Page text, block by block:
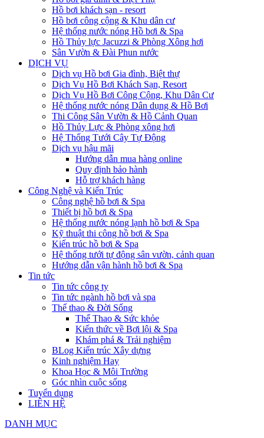
Hồ bơi khách sạn - resort
Hồ bơi công cộng & Khu dân cư
Hệ thống nước nóng Hồ bơi & Spa
Hồ Thủy lực Jacuzzi & Phòng Xông hơi
Sân Vườn & Đài Phun nước
DỊCH VỤ
Dịch vụ Hồ bơi Gia đình, Biệt thự
Dịch Vụ Hồ Bơi Khách Sạn, Resort
Dịch Vụ Hồ Bơi Công Cộng, Khu Dân Cư
Hệ thống nước nóng Dân dụng & Hồ Bơi
Thi Công Sân Vườn & Hồ Cảnh Quan
Hồ Thủy Lực & Phòng xông hơi
Hệ Thống Tưới Cây Tự Động
Dịch vụ hậu mãi
Hướng dẫn mua hàng online
Quy định bảo hành
Hỗ trợ khách hàng
Công Nghệ và Kiến Trúc
Công nghệ hồ bơi & Spa
Thiết bị hồ bơi & Spa
Hệ thống nước nóng lạnh hồ bơi & Spa
Kỹ thuật thi công hồ bơi & Spa
Kiến trúc hồ bơi & Spa
Hệ thống tưới tự động sân vườn, cảnh quan
Hướng dẫn vận hành hồ bơi & Spa
Tin tức
Tin tức công ty
Tin tức ngành hồ bơi và spa
Thể thao & Đời Sống
Thể Thao & Sức khỏe
Kiến thức về Bơi lội & Spa
Khám phá & Trải nghiệm
BLog Kiến trúc Xây dựng
Kinh nghiệm Hay
Khoa Học & Môi Trường
Góc nhìn cuộc sống
Tuyển dụng
LIÊN HỆ
DANH MỤC